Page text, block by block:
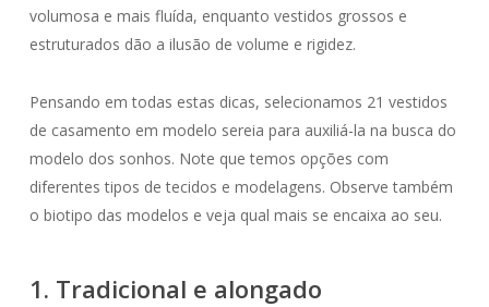
volumosa e mais fluída, enquanto vestidos grossos e
estruturados dão a ilusão de volume e rigidez.
Pensando em todas estas dicas, selecionamos 21 vestidos
de casamento em modelo sereia para auxiliá-la na busca do
modelo dos sonhos. Note que temos opções com
diferentes tipos de tecidos e modelagens. Observe também
o biotipo das modelos e veja qual mais se encaixa ao seu.
1. Tradicional e alongado